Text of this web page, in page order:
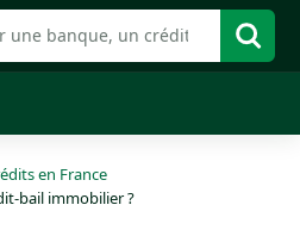
en France
bail immobilier ?